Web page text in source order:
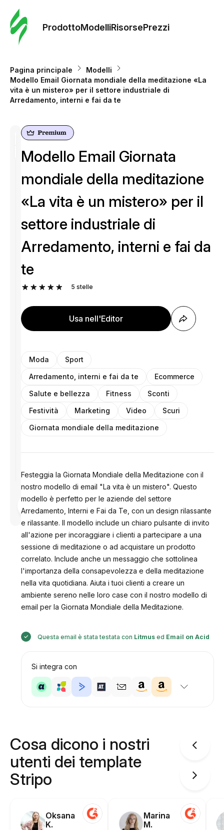
ProdottoModelliRisorsePrezzi
Pagina principale
Modelli
Modello Email Giornata mondiale della meditazione «La
vita è un mistero» per il settore industriale di
Arredamento, interni e fai da te
Progettato
Anastasiia
Modello Email Giornata
mondiale della meditazione
«La vita è un mistero» per il
settore industriale di
Arredamento, interni e fai da
te
5 stelle
Usa nell'Editor
Moda
Sport
Arredamento, interni e fai da te
Ecommerce
Salute e bellezza
Fitness
Sconti
Festività
Marketing Video
Scuri
Giornata mondiale della meditazione
Festeggia la Giornata Mondiale della Meditazione con il
nostro modello di email "La vita è un mistero". Questo
modello è perfetto per le aziende del settore
Arredamento, Interni e Fai da Te, con un design rilassante
e rilassante. Il modello include un chiaro pulsante di invito
all'azione per incoraggiare i clienti a partecipare a una
sessione di meditazione o ad acquistare un prodotto
correlato. Include anche un messaggio che sottolinea
l'importanza della consapevolezza e della meditazione
nella vita quotidiana. Aiuta i tuoi clienti a creare un
ambiente sereno nelle loro case con il nostro modello di
email per la Giornata Mondiale della Meditazione.
Questa email è stata testata con Litmused Email on Acid
Si integra con
Cosa dicono i nostri
utenti dei template
Stripo
Oksana
K.
Marina
M.